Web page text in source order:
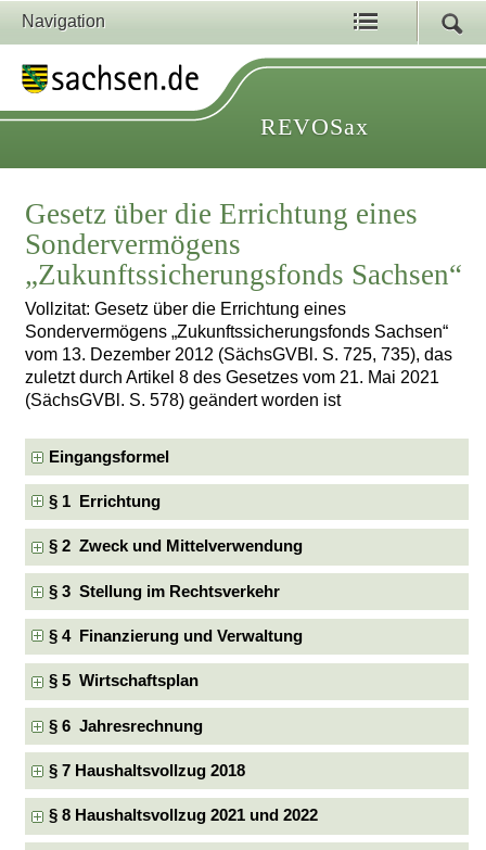
Navigation
REVOSax
Gesetz über die Errichtung eines
Sondervermögens
„Zukunftssicherungsfonds Sachsen“
Vollzitat: Gesetz über die Errichtung eines
Sondervermögens „Zukunftssicherungsfonds Sachsen“
vom 13. Dezember 2012 (SächsGVBl. S. 725, 735), das
zuletzt durch Artikel 8 des Gesetzes vom 21. Mai 2021
(SächsGVBl. S. 578) geändert worden ist
Eingangsformel
§ 1 Errichtung
§ 2 Zweck und Mittelverwendung
§ 3 Stellung im Rechtsverkehr
§ 4 Finanzierung und Verwaltung
§ 5 Wirtschaftsplan
§ 6 Jahresrechnung
§ 7 Haushaltsvollzug 2018
§ 8 Haushaltsvollzug 2021 und 2022